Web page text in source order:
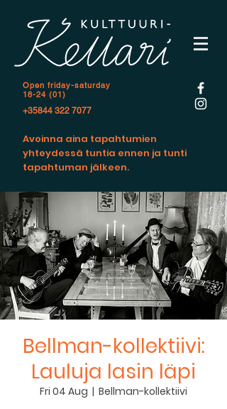
Open friday-saturday
18-24 (01)
+35844 322 7077
Avoinna aina tapahtumien
yhteydessä tuntia ennen ja tunti
tapahtuman jälkeen.
Bellman-kollektiivi:
Lauluja lasin läpi
Fri 04 Aug
  |
Bellman-kollektiivi